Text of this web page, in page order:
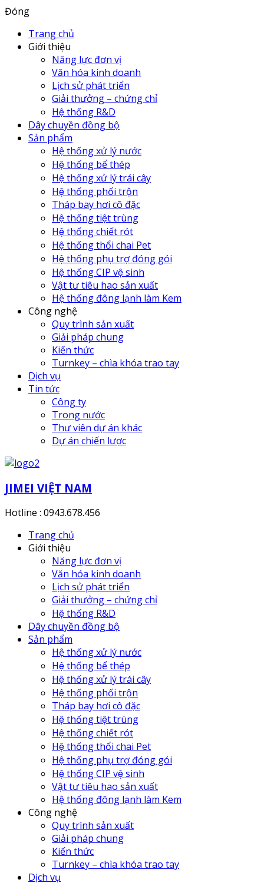
Đóng
Trang chủ
Giới thiệu
Năng lực đơn vị
Văn hóa kinh doanh
Lịch sử phát triển
Giải thưởng – chứng chỉ
Hệ thống R&D
Dây chuyền đồng bộ
Sản phẩm
Hệ thống xử lý nước
Hệ thống bể thép
Hệ thống xử lý trái cây
Hệ thống phối trộn
Tháp bay hơi cô đặc
Hệ thống tiệt trùng
Hệ thống chiết rót
Hệ thống thổi chai Pet
Hệ thống phụ trợ đóng gói
Hệ thống CIP vệ sinh
Vật tư tiêu hao sản xuất
Hệ thống đông lạnh làm Kem
Công nghệ
Quy trình sản xuất
Giải pháp chung
Kiến thức
Turnkey – chìa khóa trao tay
Dịch vụ
Tin tức
Công ty
Trong nước
Thư viên dự án khác
Dự án chiến lược
JIMEI VIỆT NAM
Hotline : 0943.678.456
Trang chủ
Giới thiệu
Năng lực đơn vị
Văn hóa kinh doanh
Lịch sử phát triển
Giải thưởng – chứng chỉ
Hệ thống R&D
Dây chuyền đồng bộ
Sản phẩm
Hệ thống xử lý nước
Hệ thống bể thép
Hệ thống xử lý trái cây
Hệ thống phối trộn
Tháp bay hơi cô đặc
Hệ thống tiệt trùng
Hệ thống chiết rót
Hệ thống thổi chai Pet
Hệ thống phụ trợ đóng gói
Hệ thống CIP vệ sinh
Vật tư tiêu hao sản xuất
Hệ thống đông lạnh làm Kem
Công nghệ
Quy trình sản xuất
Giải pháp chung
Kiến thức
Turnkey – chìa khóa trao tay
Dịch vụ